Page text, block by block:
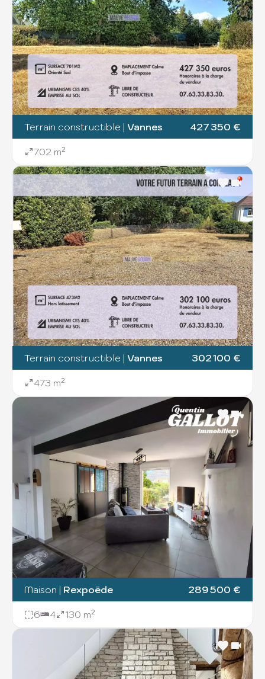
Terrain constructible | Vannes 427 350 €
702 m²
Terrain constructible | Vannes 302 100 €
473 m²
Maison | Rexpoëde 289 500 €
6 4 130 m²
57
28
−